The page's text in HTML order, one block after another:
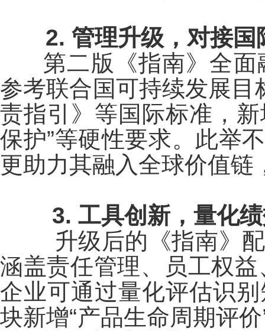
2. 管理升级，对接国
第二版《指南》全面
参考联合国可持续发展
责指引》等国际标准，
保护”等硬性要求。此举
更助力其融入全球价值
3. 工具创新，量化
升级后的《指南》
涵盖责任管理、员工权
企业可通过量化评估识
块新增“产品生命周期评